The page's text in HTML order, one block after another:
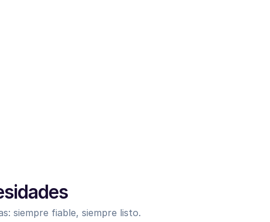
siempre fiable, siempre listo.